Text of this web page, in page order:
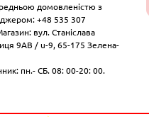
домовленістю з
+48 535 307
вул. Станіслава
9AB / u-9, 65-175 Зелена-
пн.- СБ. 08: 00-20: 00.